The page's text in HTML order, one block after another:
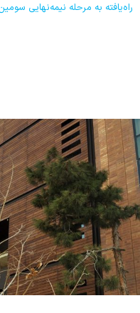
راه‌یافته به مرحله نیمه‌نهایی